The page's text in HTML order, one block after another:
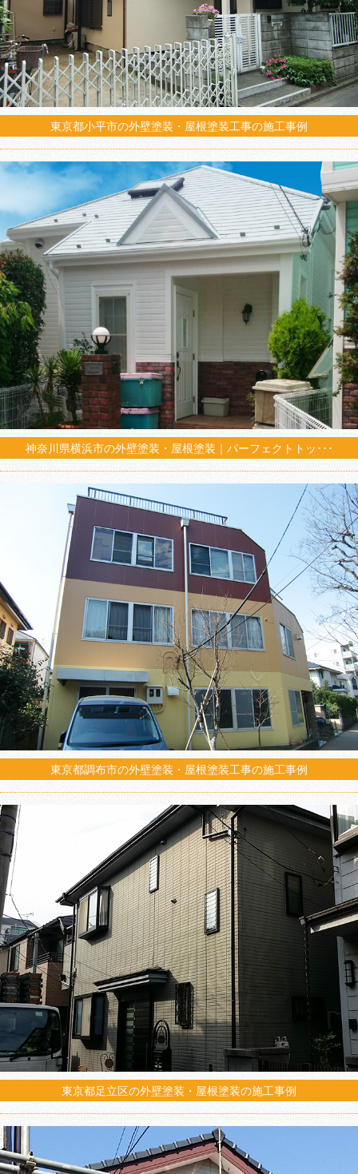
東京都小平市の外壁塗装・屋根塗装工事の施工事例
神奈川県横浜市の外壁塗装・屋根塗装｜パーフェクトトッ･･･
東京都調布市の外壁塗装・屋根塗装工事の施工事例
東京都足立区の外壁塗装・屋根塗装の施工事例